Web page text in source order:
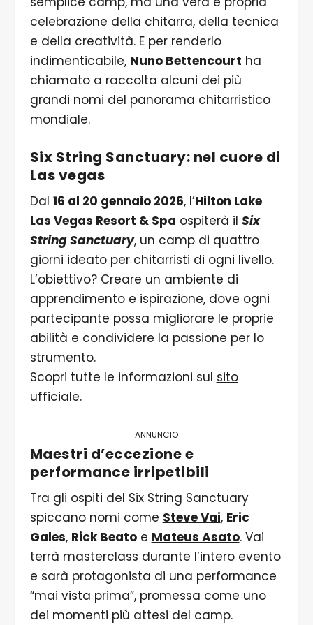
celebrazione della chitarra, della tecnica
e della creatività. E per renderlo
indimenticabile, Nuno Bettencourt ha
chiamato a raccolta alcuni dei più
grandi nomi del panorama chitarristico
mondiale.
Six String Sanctuary: nel cuore di
Las vegas
Dal 16 al 20 gennaio 2026, l’Hilton Lake
Las Vegas Resort & Spa ospiterà il Six
String Sanctuary, un camp di quattro
giorni ideato per chitarristi di ogni livello.
L’obiettivo? Creare un ambiente di
apprendimento e ispirazione, dove ogni
partecipante possa migliorare le proprie
abilità e condividere la passione per lo
strumento.
Scopri tutte le informazioni sul sito
ufficiale.
ANNUNCIO
Maestri d’eccezione e
performance irripetibili
Tra gli ospiti del Six String Sanctuary
spiccano nomi come Steve Vai, Eric
Gales, Rick Beatoe Mateus Asato. Vai
terrà masterclass durante l’intero evento
e sarà protagonista di una performance
“mai vista prima”, promessa come uno
dei momenti più attesi del camp.